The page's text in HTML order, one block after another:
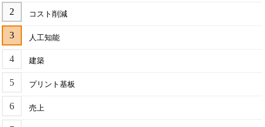
コスト削減
人工知能
建築
プリント基板
売上